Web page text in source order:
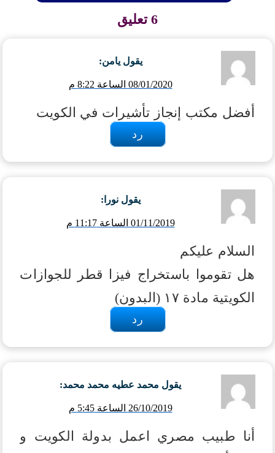
6 تعليق
يقول يامن:
08/01/2020 الساعة 8:22 م
أفضل مكتب إنجاز تأشيرات في الكويت
رد
يقول نورا :
01/11/2019 الساعة 11:17 م
السلام عليكم
هل تقوموا باستخراج فيزا قطر للجوازات
الكويتية مادة ١٧ (البدون)
رد
يقول محمد عطيه محمد محمد:
26/10/2019 الساعة 5:45 م
أنا طبيب مصري اعمل بدولة الكويت و